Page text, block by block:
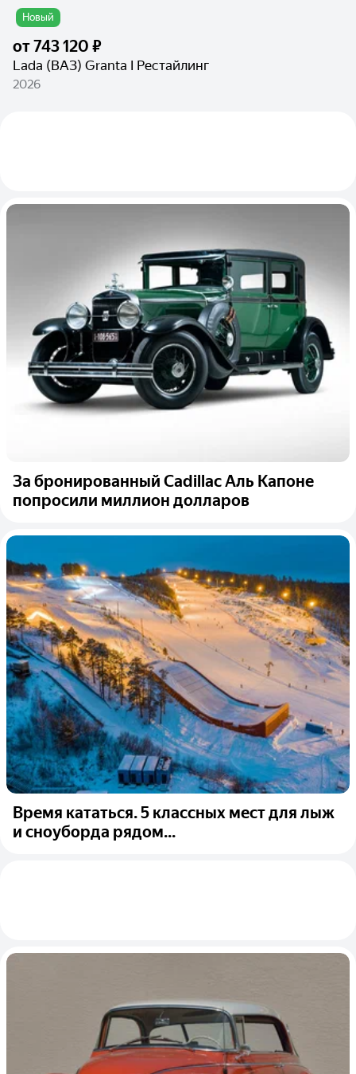
Новый
от743 120 ₽
Lada (ВАЗ) Granta I Рестайлинг
2026
За бронированный Cadillac Аль Капоне
попросили миллион долларов
Время кататься. 5 классных мест для лыж
и сноуборда рядом...